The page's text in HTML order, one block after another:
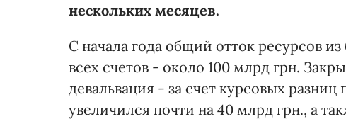
нескольких месяцев.
С начала года общий отток ресурсов
всех счетов - около 100 млрд грн.
девальвация - за счет курсовых
увеличился почти на 40 млрд грн., а